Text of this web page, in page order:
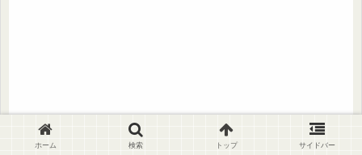
ホーム 検索 トップ サイドバー